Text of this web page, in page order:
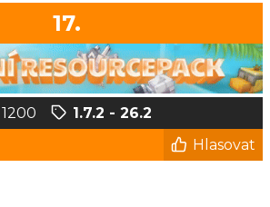
17.
1.7.2 - 26.2
Hlasovat